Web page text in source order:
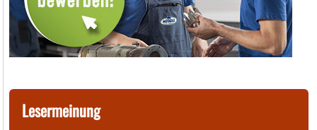
Lesermeinung